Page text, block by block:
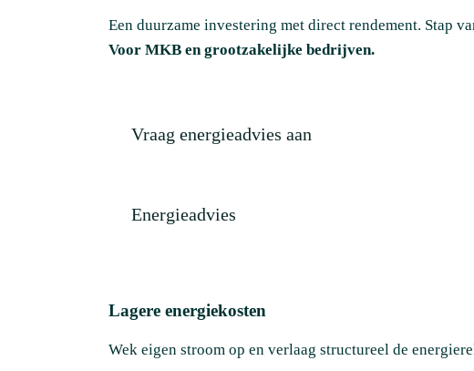
Een duurzame investering met direct rendement. Stap
Voor MKB en grootzakelijke bedrijven.
Vraag energieadvies aan
Energieadvies
Lagere energiekosten
Wek eigen stroom op en verlaag structureel de